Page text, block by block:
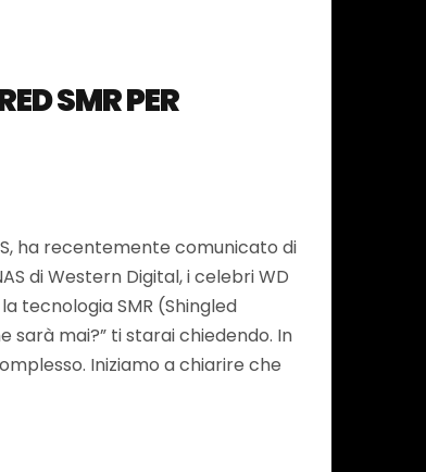
SMR PER
ha recentemente comunicato di
di Western Digital, i celebri WD
tecnologia SMR (Shingled
sarà mai?” ti starai chiedendo. In
Iniziamo a chiarire che